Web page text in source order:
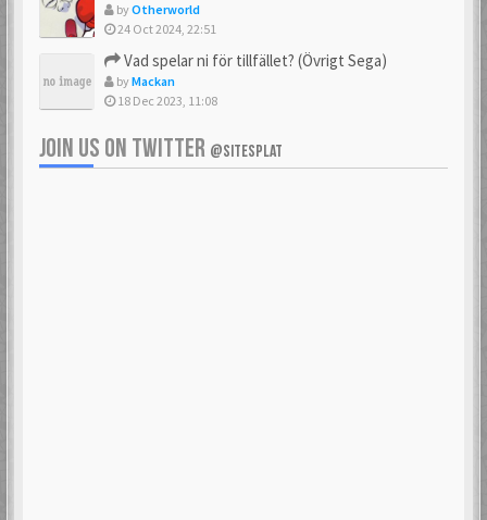
byOtherworld
24 Oct 2024, 22:51
Vad spelar ni för tillfället? (Övrigt Sega)
byMackan
18 Dec 2023, 11:08
JOIN US ON TWITTER @SITESPLAT